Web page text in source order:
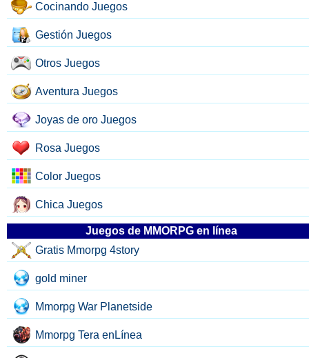
Cocinando Juegos
Gestión Juegos
Otros Juegos
Aventura Juegos
Joyas de oro Juegos
Rosa Juegos
Color Juegos
Chica Juegos
Juegos de MMORPG en línea
Gratis Mmorpg 4story
gold miner
Mmorpg War Planetside
Mmorpg Tera enLínea